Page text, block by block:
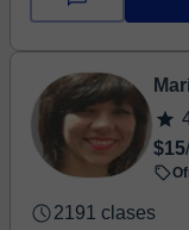
$15
2191 clases